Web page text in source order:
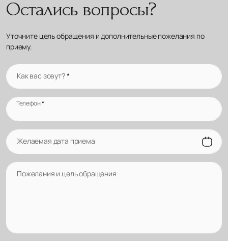
Остались вопросы?
Уточните цель обращения и дополнительные пожелания по
приему.
Как вас зовут?*
Телефон*
Желаемая дата приема
Пожелания и цель обращения